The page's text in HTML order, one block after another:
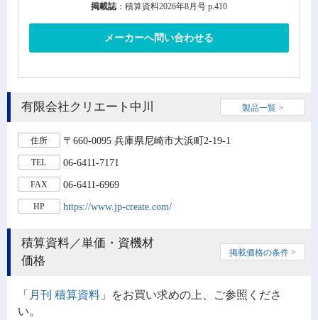
掲載誌：積算資料2026年8月号 p.410
メーカーへ問い合わせる
有限会社クリエート中川 製品一覧 >
住所 〒660-0095 兵庫県尼崎市大浜町2-19-1
TEL 06-6411-7171
FAX 06-6411-6969
HP https://www.jp-create.com/
積算資料／単価・資機材
価格
掲載価格の条件 >
「 月刊 積算資料 」をお買い求めの上、ご参照くださ
い。